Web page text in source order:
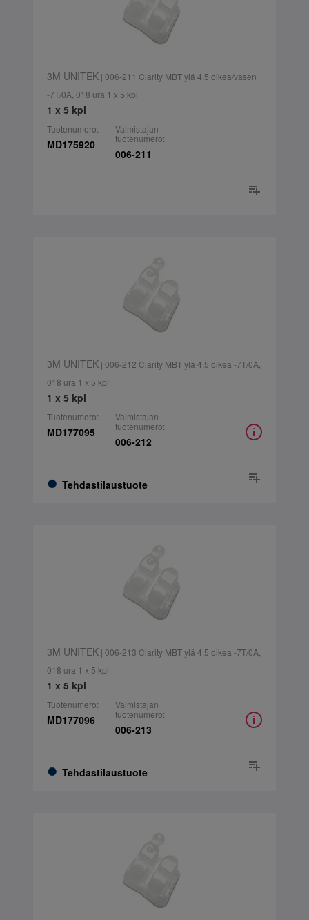
3M UNITEK| 006-211 Clarity MBT ylä 4,5 oikea/vasen
-7T/0A, 018 ura 1 x 5 kpl
1 x 5 kpl
Tuotenumero:
MD175920
Valmistajan
tuotenumero:
006-211
3M UNITEK| 006-212 Clarity MBT ylä 4,5 oikea -7T/0A,
018 ura 1 x 5 kpl
1 x 5 kpl
Tuotenumero:
MD177095
Tehdastilaustuote
Valmistajan
tuotenumero:
006-212
3M UNITEK| 006-213 Clarity MBT ylä 4,5 oikea -7T/0A,
018 ura 1 x 5 kpl
1 x 5 kpl
Tuotenumero:
MD177096
Tehdastilaustuote
Valmistajan
tuotenumero:
006-213